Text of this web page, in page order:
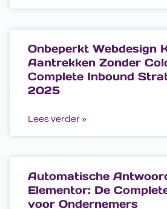
Onbeperkt Webdesign
Aantrekken Zonder
Complete Inbound
2025
Lees verder »
Automatische
Elementor: De
voor Ondernemers